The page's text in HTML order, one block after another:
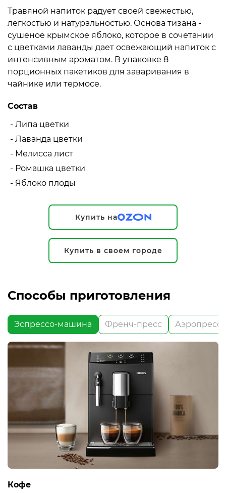
Травяной напиток радует своей свежестью,
легкостью и натуральностью. Основа тизана -
сушеное крымское яблоко, которое в сочетании
с цветками лаванды дает освежающий напиток с
интенсивным ароматом. В упаковке 8
порционных пакетиков для заваривания в
чайнике или термосе.
Состав
- Липа цветки
- Лаванда цветки
- Мелисса лист
- Ромашка цветки
- Яблоко плоды
Купить на
Купить в своем городе
Способы приготовления
Эспрессо-машина Френч-пресс Аэропресс
Кофе